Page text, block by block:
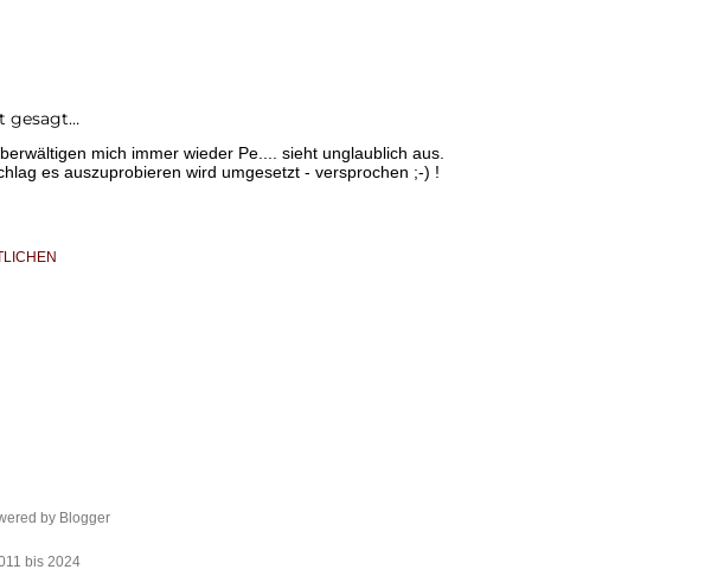
gesagt…
mich immer wieder Pe.... sieht unglaublich aus.
es auszuprobieren wird umgesetzt - versprochen ;-) !
by Blogger
bis 2024